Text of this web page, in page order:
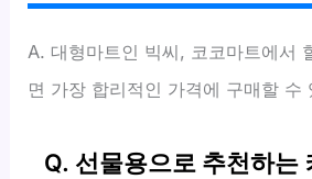
A. 대형마트인 빅씨, 코코마트에서
면 가장 합리적인 가격에 구매할 수
Q. 선물용으로 추천하는